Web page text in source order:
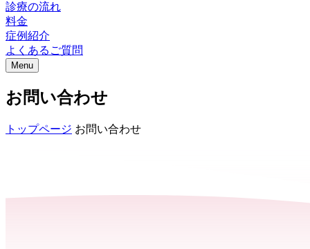
診療の流れ
料金
症例紹介
よくあるご質問
Menu
お問い合わせ
トップページ お問い合わせ